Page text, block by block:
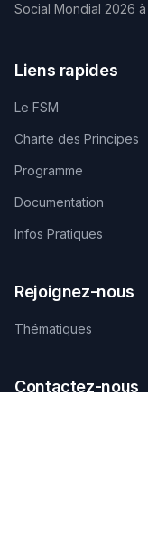
Social Mondial 2026
Liens rapides
Le FSM
Charte des Principes
Programme
Documentation
Infos Pratiques
Rejoignez-nous
Thématiques
Contactez-nous